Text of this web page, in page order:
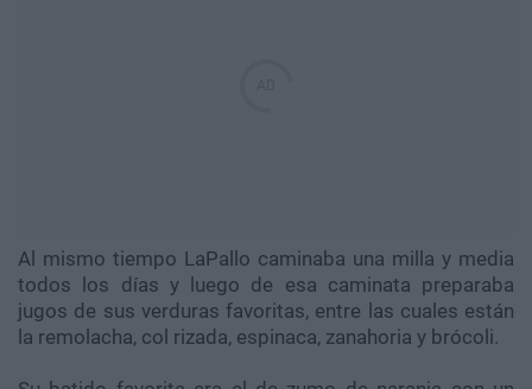
Al mismo tiempo LaPallo caminaba una milla y media
todos los días y luego de esa caminata preparaba
jugos de sus verduras favoritas, entre las cuales están
la remolacha, col rizada, espinaca, zanahoria y brócoli.